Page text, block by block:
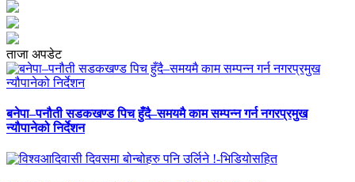
ताजा अपडेट
बनेपा–पनौती सडकखण्ड पिच हुँदै–समयमै काम सम्पन्न गर्न नगरप्रमुख
न्यौपानेको निर्देशन